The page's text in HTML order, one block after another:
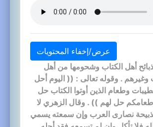
عرض/إخفاء المحتويات
أهل الكتاب وشحومها من أهل
وغيرهم . وقوله تعالى : (( اليوم أحل
وطعام الذين أوتوا الكتاب حل
حل لهم )) . وقال الزهري لا
نصارى العرب وإن سمعته يسمي